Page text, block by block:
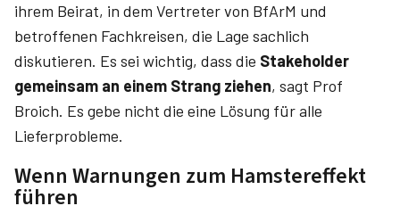
ihrem Beirat, in dem Vertreter von BfArM und
betroffenen Fachkreisen, die Lage sachlich
diskutieren. Es sei wichtig, dass die Stakeholder
gemeinsam an einem Strang ziehen, sagt Prof
Broich. Es gebe nicht die eine Lösung für alle
Lieferprobleme.
Wenn Warnungen zum Hamstereffekt
führen